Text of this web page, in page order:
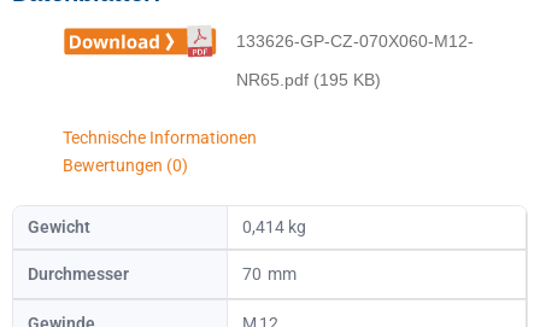
133626-GP-CZ-070X060-M12-
NR65.pdf (195 KB)
Technische Informationen
Bewertungen (0)
Gewicht 0,414 kg
Durchmesser 70
Gewinde 12